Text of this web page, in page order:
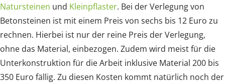
Natursteinen und Kleinpflaster. Bei der Verlegung von
Betonsteinen ist mit einem Preis von sechs bis 12 Euro zu
rechnen. Hierbei ist nur der reine Preis der Verlegung,
ohne das Material, einbezogen. Zudem wird meist für die
Unterkonstruktion für die Arbeit inklusive Material 200 bis
350 Euro fällig. Zu diesen Kosten kommt natürlich noch der